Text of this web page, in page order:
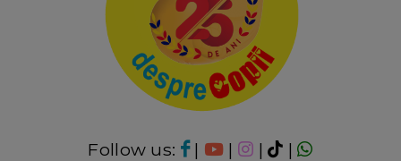
Follow us: | | |
|